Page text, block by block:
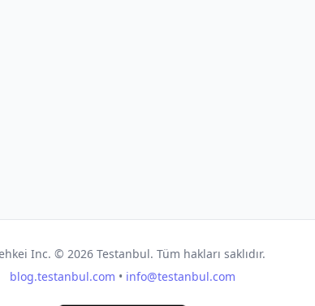
Inc. © 2026Testanbul. Tüm hakları saklıdır.
blog.testanbul.com • info@testanbul.com